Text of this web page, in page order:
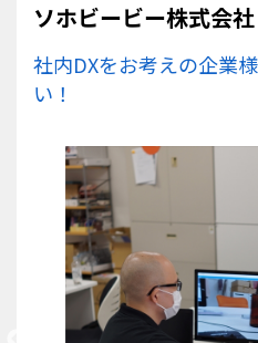
ソホビービー株式会社
社内DXをお考えの企業
い！